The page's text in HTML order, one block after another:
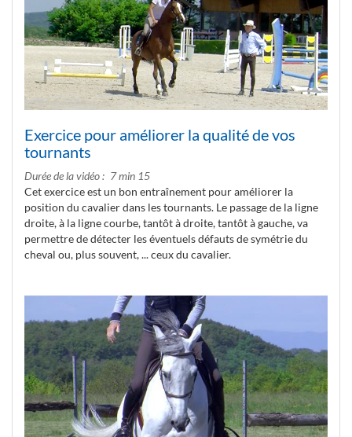
Exercice pour améliorer la qualité de vos
tournants
Durée de la vidéo
7 min 15
Cet exercice est un bon entraînement pour améliorer la
position du cavalier dans les tournants. Le passage de la ligne
droite, à la ligne courbe, tantôt à droite, tantôt à gauche, va
permettre de détecter les éventuels défauts de symétrie du
cheval ou, plus souvent, ... ceux du cavalier.